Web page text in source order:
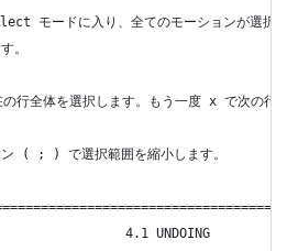
モードに入り、全てのモーションが選択範
。
行全体を選択します。もう一度 x で次の行も
( ; ) で選択範囲を縮小します。
4.1 UNDOING